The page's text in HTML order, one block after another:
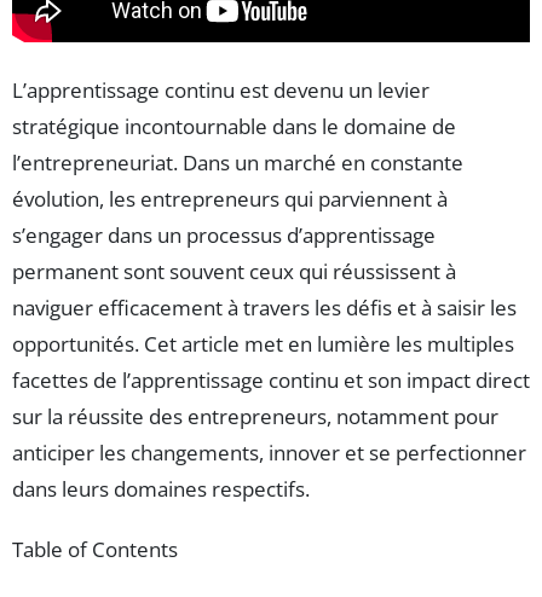
L’apprentissage continu est devenu un levier
stratégique incontournable dans le domaine de
l’entrepreneuriat. Dans un marché en constante
évolution, les entrepreneurs qui parviennent à
s’engager dans un processus d’apprentissage
permanent sont souvent ceux qui réussissent à
naviguer efficacement à travers les défis et à saisir les
opportunités. Cet article met en lumière les multiples
facettes de l’apprentissage continu et son impact direct
sur la réussite des entrepreneurs, notamment pour
anticiper les changements, innover et se perfectionner
dans leurs domaines respectifs.
Table of Contents